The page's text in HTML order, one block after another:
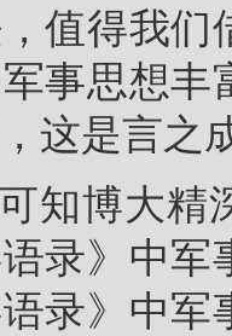
值得我们
事思想丰
这是言之
知博大精
录》中军
录》中